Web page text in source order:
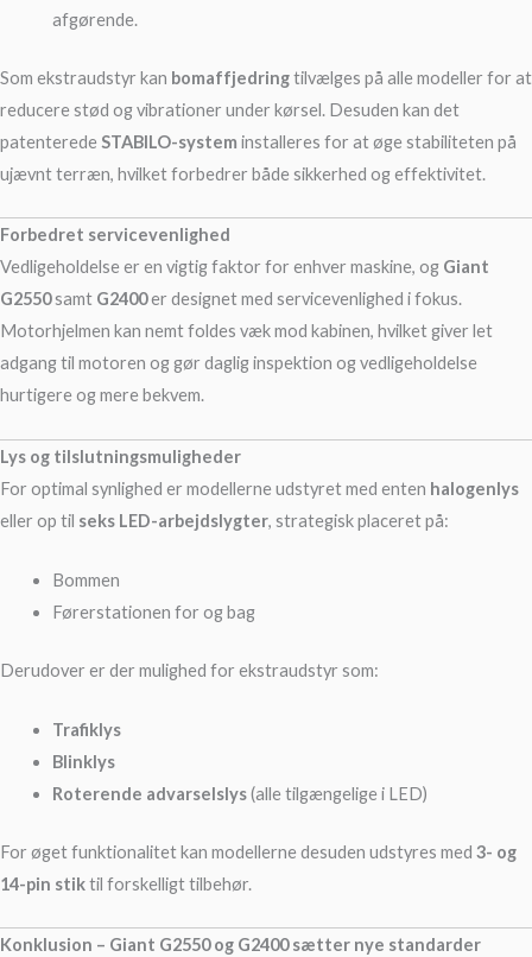
afgørende.
Som ekstraudstyr kan bomaffjedringtilvælges på alle modeller for at
reducere stød og vibrationer under kørsel. Desuden kan det
patenteredeSTABILO-system installeres for at øge stabiliteten på
ujævnt terræn, hvilket forbedrer både sikkerhed og effektivitet.
Forbedret servicevenlighed
Vedligeholdelse er en vigtig faktor for enhver maskine, og Giant
G2550samt G2400er designet med servicevenlighed i fokus.
Motorhjelmen kan nemt foldes væk mod kabinen, hvilket giver let
adgang til motoren og gør daglig inspektion og vedligeholdelse
hurtigere og mere bekvem.
Lys og tilslutningsmuligheder
For optimal synlighed er modellerne udstyret med enten halogenlys
eller op til seks LED-arbejdslygter, strategisk placeret på:
Bommen
Førerstationen for og bag
Derudover er der mulighed for ekstraudstyr som:
Trafiklys
Blinklys
Roterende advarselslys(alle tilgængelige i LED)
For øget funktionalitet kan modellerne desuden udstyres med 3- og
14-pin stiktil forskelligt tilbehør.
Konklusion – Giant G2550 og G2400 sætter nye standarder